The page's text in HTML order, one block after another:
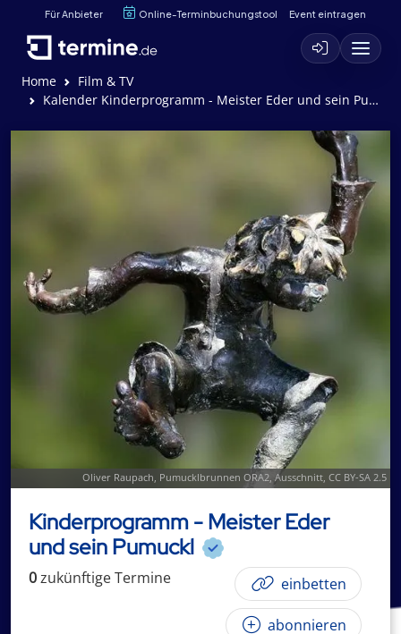
Für Anbieter Online-Terminbuchungstool Event eintragen
Home
Film & TV
Kalender Kinderprogramm - Meister Eder und sein Pumuckl
Oliver Raupach, Pumucklbrunnen ORA2, Ausschnitt, CC BY-SA 2.5
Kinderprogramm - Meister Eder
und sein Pumuckl
0zukünftigeTermine einbetten
abonnieren